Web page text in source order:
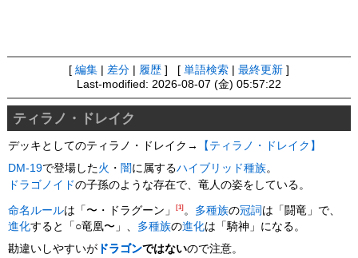
[ 編集 差分 履歴 ] [ 単語検索 最終更新 ]
Last-modified: 2026-08-07 (金) 05:57:22
ティラノ・ドレイク
デッキとしてのティラノ・ドレイク→
【ティラノ・ドレイク】
DM-19で登場した火 ・ 闇に属するハイブリッド種族。
ドラゴノイドの子孫のような存在で、竜人の姿をしている。
命名ルールは「〜・ドラグーン」[1] 。 多種族の冠詞は「闘竜」で、
進化すると「○竜凰〜」、 多種族の進化は「騎神」になる。
勘違いしやすいが ドラゴンではないので注意。